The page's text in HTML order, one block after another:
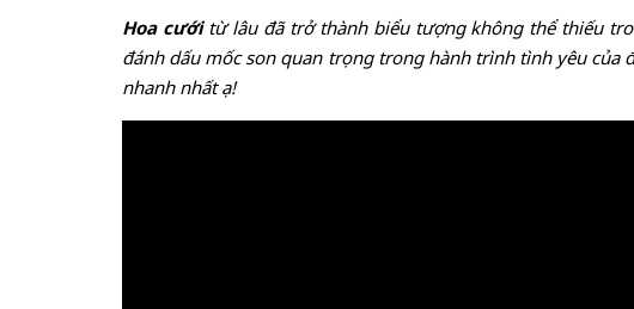
Hoa cưới từ lâu đã trở thành biểu tượng không thể thiếu
đánh dấu mốc son quan trọng trong hành trình tình yêu của
nhanh nhất ạ!